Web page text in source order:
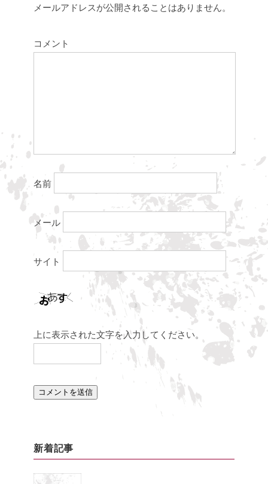
メールアドレスが公開されることはありません。
コメント
名前
メール
サイト
上に表示された文字を入力してください。
新着記事